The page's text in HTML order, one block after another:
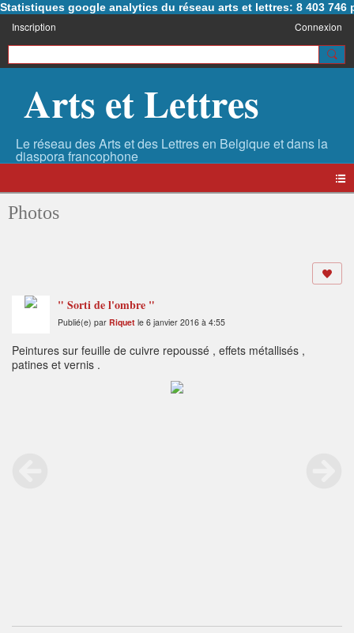
Statistiques google analytics du réseau arts et lettres: 8 403 746
Inscription Connexion
Arts et Lettres
Photos
" Sorti de l'ombre "
Publié(e) par Riquet le 6 janvier 2016 à 4:55
Peintures sur feuille de cuivre repoussé , effets métallisés ,
patines et vernis .